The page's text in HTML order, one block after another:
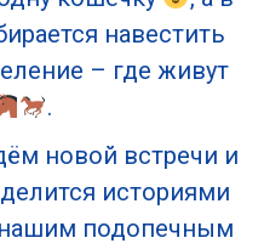
навестить
– где живут
.
новой встречи и
историями
подопечным